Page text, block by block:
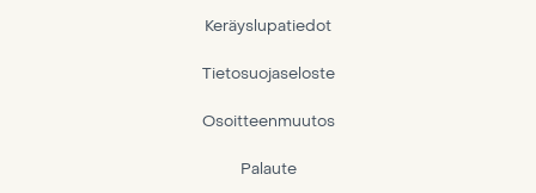
Keräyslupatiedot
Tietosuojaseloste
Osoitteenmuutos
Palaute